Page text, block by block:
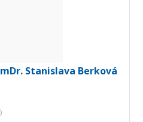
Stanislava Berková